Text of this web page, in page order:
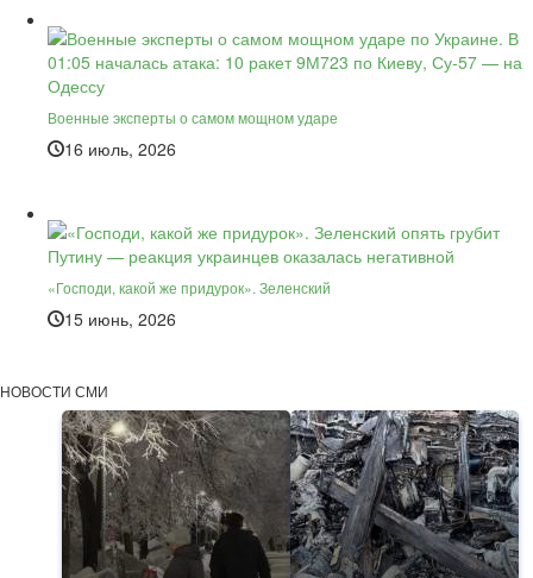
Военные эксперты о самом мощном ударе
16 июль, 2026
«Господи, какой же придурок». Зеленский
15 июнь, 2026
НОВОСТИ СМИ